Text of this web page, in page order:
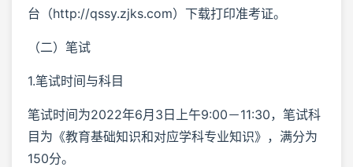
台（http://qssy.zjks.com）下载打印准考证。
（二）笔试
1.笔试时间与科目
笔试时间为2022年6月3日上午9:00－11:30，笔试科
目为《教育基础知识和对应学科专业知识》，满分为
150分。